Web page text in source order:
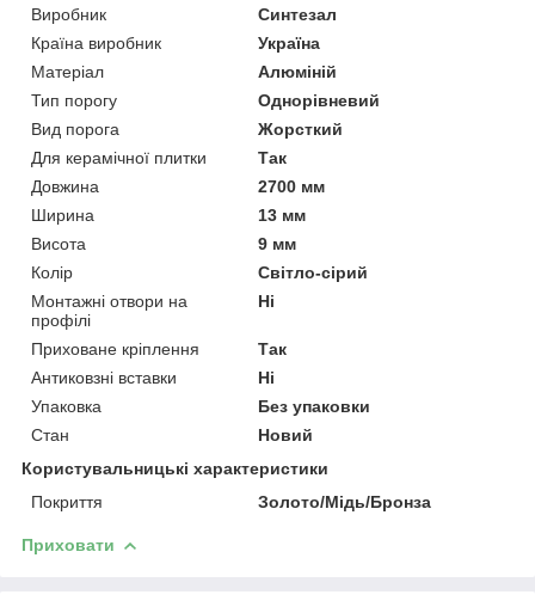
Виробник
Синтезал
Країна виробник
Україна
Матеріал
Алюміній
Тип порогу
Однорівневий
Вид порога
Жорсткий
Для керамічної плитки
Так
Довжина
2700 мм
Ширина
13 мм
Висота
9 мм
Колір
Світло-сірий
Монтажні отвори на
профілі
Ні
Приховане кріплення
Так
Антиковзні вставки
Ні
Упаковка
Без упаковки
Стан
Новий
Користувальницькі характеристики
Покриття
Золото/Мідь/Бронза
Приховати